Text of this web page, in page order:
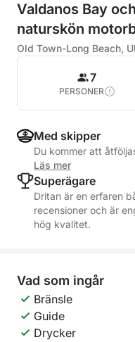
Valdanos Bay
naturskön
Old Town-Long Beach,
7
PERSONER
Med skipper
Du kommer att
Läs mer
Superägare
Dritan är en erfaren
recensioner och är
hög kvalitet.
Vad som ingår
Bränsle
Guide
Drycker